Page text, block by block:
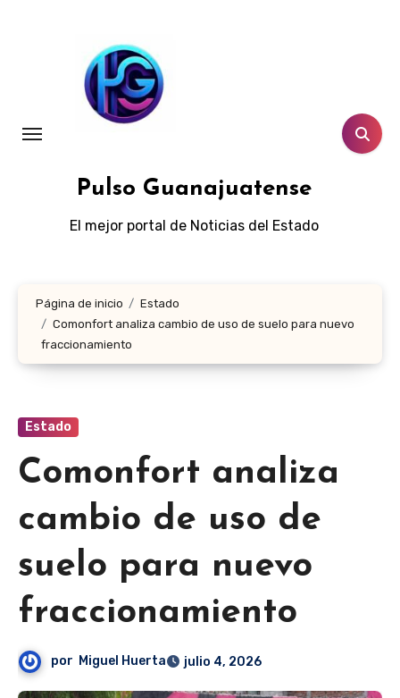
Pulso Guanajuatense
El mejor portal de Noticias del Estado
Página de inicio
Estado
Comonfort analiza cambio de uso de suelo para nuevo
fraccionamiento
Estado
Comonfort analiza
cambio de uso de
suelo para nuevo
fraccionamiento
por Miguel Huerta julio 4, 2026